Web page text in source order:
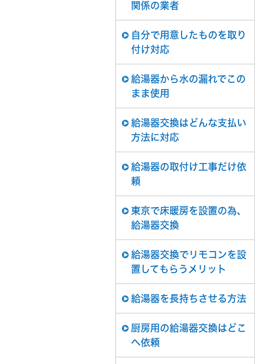
関係の業者
自分で用意したものを取り
付け対応
給湯器から水の漏れでこの
まま使用
給湯器交換はどんな支払い
方法に対応
給湯器の取付け工事だけ依
頼
東京で床暖房を設置の為、
給湯器交換
給湯器交換でリモコンを設
置してもらうメリット
給湯器を長持ちさせる方法
厨房用の給湯器交換はどこ
へ依頼